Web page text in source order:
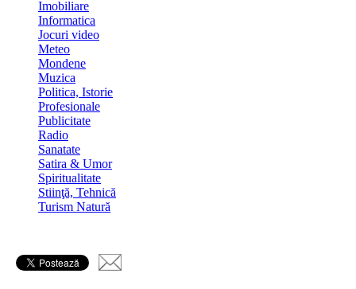
Imobiliare
Informatica
Jocuri video
Meteo
Mondene
Muzica
Politica, Istorie
Profesionale
Publicitate
Radio
Sanatate
Satira & Umor
Spiritualitate
Stiinţă, Tehnică
Turism Natură